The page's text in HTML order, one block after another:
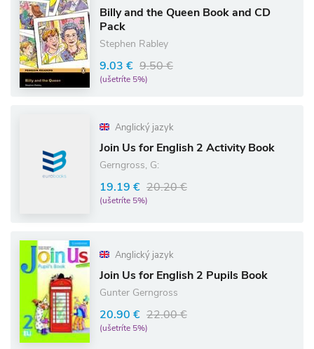
Billy and the Queen Book and CD
Pack
Stephen Rabley
9.03 € 9.50 €
(ušetríte 5%)
Anglický jazyk
Join Us for English 2 Activity Book
Gerngross, G:
19.19 € 20.20 €
(ušetríte 5%)
Anglický jazyk
Join Us for English 2 Pupils Book
Gunter Gerngross
20.90 € 22.00 €
(ušetríte 5%)